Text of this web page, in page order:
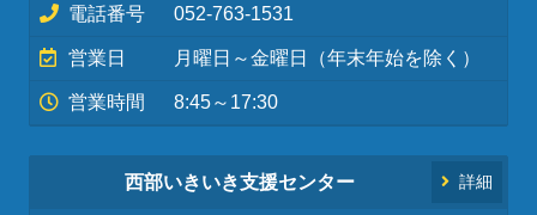
電話番号 052-763-1531
営業日 月曜日～金曜日（年末年始を除く）
営業時間 8:45～17:30
西部いきいき支援センター 詳細